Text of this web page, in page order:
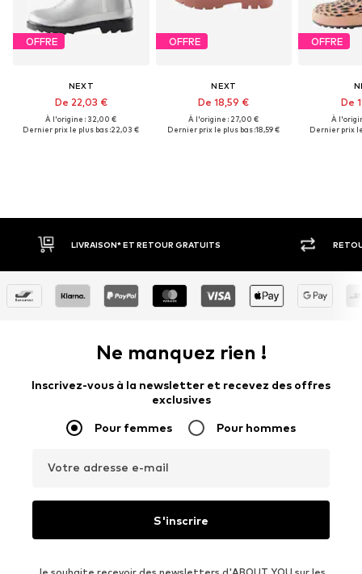
OFFRE
NEXT
De 22,03 €
À l'origine : 32,00 €
Dernier prix le plus bas :22,03 €
OFFRE
NEXT
De 18,59 €
À l'origine : 27,00 €
Dernier prix le plus bas :18,59 €
OFFRE
De
À
Dernier prix
LIVRAISON* ET RETOUR GRATUITS RETOUR SOUS
Ne manquez rien !
Inscrivez-vous à la newsletter et recevez des offres
exclusives
Pour femmes Pour hommes
Votre adresse e-mail
S'inscrire